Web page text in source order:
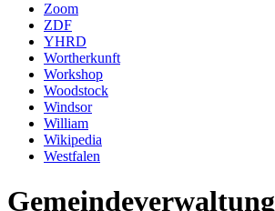
Zoom
ZDF
YHRD
Wortherkunft
Workshop
Woodstock
Windsor
William
Wikipedia
Westfalen
Gemeindeverwaltung